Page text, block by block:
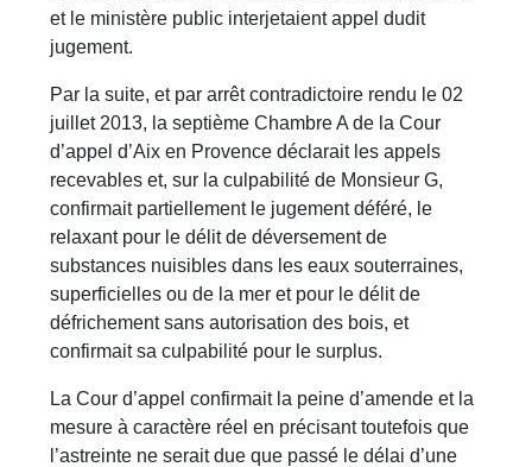
et le ministère public interjetaient appel dudit
jugement.
Par la suite, et par arrêt contradictoire rendu le 02
juillet 2013, la septième Chambre A de la Cour
d’appel d’Aix en Provence déclarait les appels
recevables et, sur la culpabilité de Monsieur G,
confirmait partiellement le jugement déféré, le
relaxant pour le délit de déversement de
substances nuisibles dans les eaux souterraines,
superficielles ou de la mer et pour le délit de
défrichement sans autorisation des bois, et
confirmait sa culpabilité pour le surplus.
La Cour d’appel confirmait la peine d’amende et la
mesure à caractère réel en précisant toutefois que
l’astreinte ne serait due que passé le délai d’une